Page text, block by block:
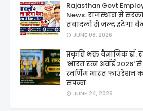
Rajasthan Govt
News: राजस्थान में
तबादलों से जल्द हटेगा
JUNE 08, 2026
प्रकृति भक्त वैज्ञानिक डॉ.
'भारत रत्न अवॉर्ड
स्वर्णिम भारत फाउंडेशन
संपन्न
JUNE 24, 2026